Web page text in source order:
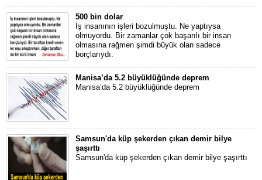
500 bin dolar
İş insanının işleri bozulmuştu. Ne yaptıysa
olmuyordu. Bir zamanlar çok başarılı bir insan
olmasına rağmen şimdi büyük olan sadece
borçlarıydı.
Manisa’da 5.2 büyüklüğünde deprem
Manisa’da 5.2 büyüklüğünde deprem
Samsun'da küp şekerden çıkan demir bilye
şaşırttı
Samsun'da küp şekerden çıkan demir bilye şaşırttı